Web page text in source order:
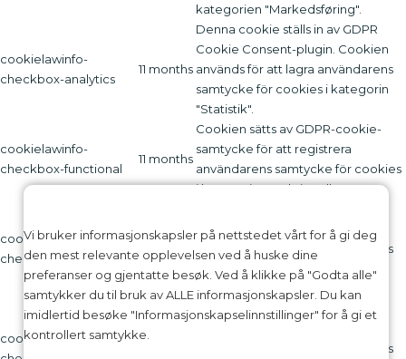
Vi bruker informasjonskapsler på nettstedet vårt for å gi deg
den mest relevante opplevelsen ved å huske dine
preferanser og gjentatte besøk. Ved å klikke på "Godta alle"
samtykker du til bruk av ALLE informasjonskapsler. Du kan
imidlertid besøke "Informasjonskapselinnstillinger" for å gi et
kontrollert samtykke.
kategorien "Markedsføring".
cookielawinfo-
checkbox-analytics
11 months
Denna cookie ställs in av GDPR
Cookie Consent-plugin. Cookien
används för att lagra användarens
samtycke för cookies i kategorin
"Statistik".
cookielawinfo-
checkbox-functional
11 months
Cookien sätts av GDPR-cookie-
samtycke för att registrera
användarens samtycke för cookies
i kategorin "Funktionell".
cookielawinfo-
checkbox-necessary
11 months
Cookie Consent-plugin. Cookies
används för att lagra användarens
samtycke för cookies i kategorin
"Nödvändigt".
cookielawinfo-
Denna cookie ställs in av GDPR
används för att lagra användarens